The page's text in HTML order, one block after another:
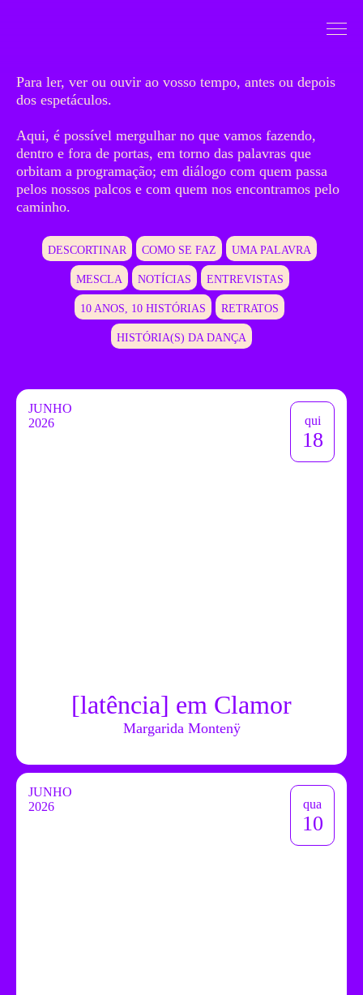
Mergulhar
Para ler, ver ou ouvir ao vosso tempo, antes ou depois
dos espetáculos.
Aqui, é possível mergulhar no que vamos fazendo,
dentro e fora de portas, em torno das palavras que
orbitam a programação; em diálogo com quem passa
pelos nossos palcos e com quem nos encontramos pelo
caminho.
DESCORTINAR COMO SE FAZ UMA PALAVRA
MESCLA NOTÍCIAS ENTREVISTAS
10 ANOS, 10 HISTÓRIAS RETRATOS
HISTÓRIA(S) DA DANÇA
JUNHO
2026
qui
18
[latência] em Clamor
Margarida Montenÿ
JUNHO
2026
qua
10